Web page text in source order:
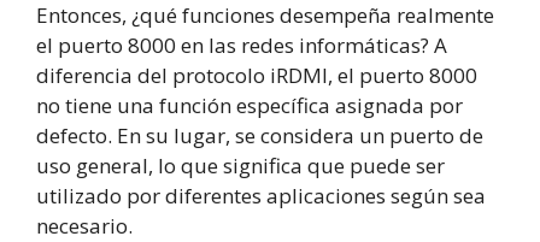
Entonces, ¿qué funciones desempeña realmente
el puerto 8000 en las redes informáticas? A
diferencia del protocolo iRDMI, el puerto 8000
no tiene una función específica asignada por
defecto. En su lugar, se considera un puerto de
uso general, lo que significa que puede ser
utilizado por diferentes aplicaciones según sea
necesario.